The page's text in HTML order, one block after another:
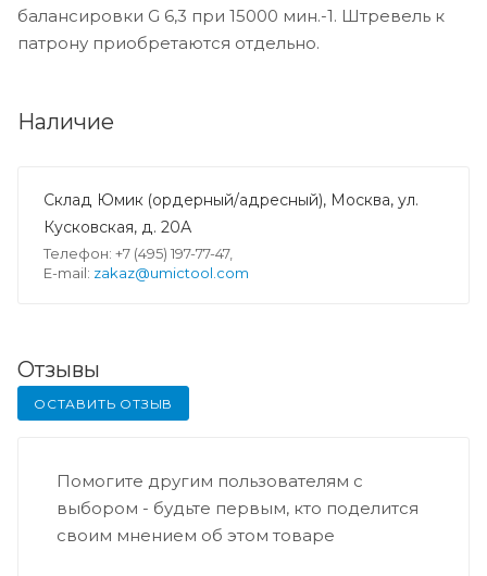
балансировки G 6,3 при 15000 мин.-1. Штревель к
патрону приобретаются отдельно.
Наличие
Склад Юмик (ордерный/адресный), Москва, ул.
Кусковская, д. 20А
Телефон: +7 (495) 197-77-47,
E-mail: zakaz@umictool.com
Отзывы
ОСТАВИТЬ ОТЗЫВ
Помогите другим пользователям с
выбором - будьте первым, кто поделится
своим мнением об этом товаре